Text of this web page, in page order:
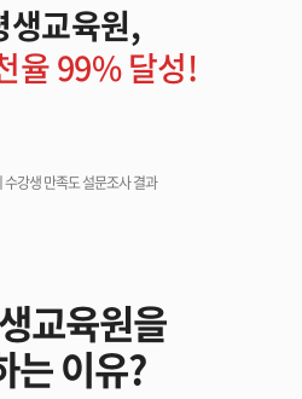
생교육원,
율 99% 달성!
강생 만족도 설문조사 결과
교육원을
는 이유?